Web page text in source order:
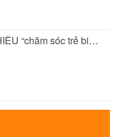
TUYỆT CHIÊU “chăm sóc trẻ biếng ăn suy dinh...